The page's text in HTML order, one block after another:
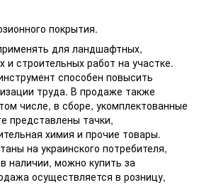
покрытия.
для ландшафтных,
и строительных работ на участке.
способен повысить
труда. В продаже также
числе, в сборе, укомплектованные
представлены тачки,
химия и прочие товары.
на украинского потребителя,
наличии, можно купить за
осуществляется в розницу,